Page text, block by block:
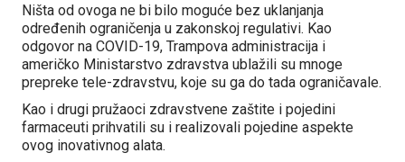
Ništa od ovoga ne bi bilo moguće bez uklanjanja
određenih ograničenja u zakonskoj regulativi. Kao
odgovor na COVID-19, Trampova administracija i
američko Ministarstvo zdravstva ublažili su mnoge
prepreke tele-zdravstvu, koje su ga do tada ograničavale.
Kao i drugi pružaoci zdravstvene zaštite i pojedini
farmaceuti prihvatili su i realizovali pojedine aspekte
ovog inovativnog alata.